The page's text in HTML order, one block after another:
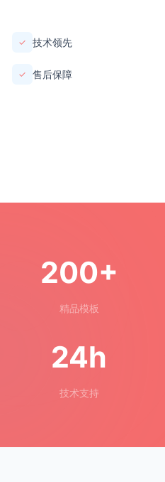
✓ 技术领先
✓ 售后保障
200+
精品模板
24h
技术支持